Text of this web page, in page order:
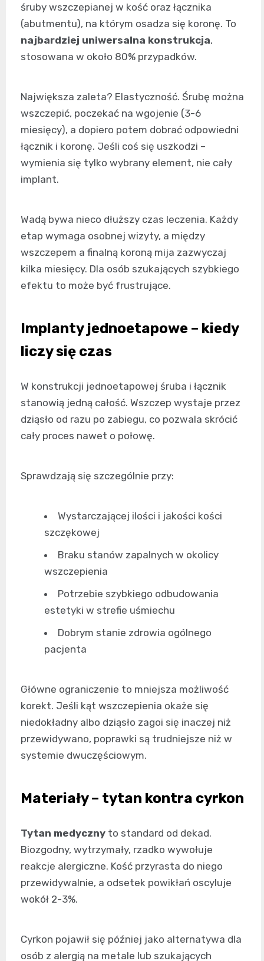
śruby wszczepianej w kość oraz łącznika
(abutmentu), na którym osadza się koronę. To
najbardziej uniwersalna konstrukcja,
stosowana w około 80% przypadków.
Największa zaleta? Elastyczność. Śrubę można
wszczepić, poczekać na wgojenie (3-6
miesięcy), a dopiero potem dobrać odpowiedni
łącznik i koronę. Jeśli coś się uszkodzi –
wymienia się tylko wybrany element, nie cały
implant.
Wadą bywa nieco dłuższy czas leczenia. Każdy
etap wymaga osobnej wizyty, a między
wszczepem a finalną koroną mija zazwyczaj
kilka miesięcy. Dla osób szukających szybkiego
efektu to może być frustrujące.
Implanty jednoetapowe – kiedy
liczy się czas
W konstrukcji jednoetapowej śruba i łącznik
stanowią jedną całość. Wszczep wystaje przez
dziąsło od razu po zabiegu, co pozwala skrócić
cały proces nawet o połowę.
Sprawdzają się szczególnie przy:
Wystarczającej ilości i jakości kości
szczękowej
Braku stanów zapalnych w okolicy
wszczepienia
Potrzebie szybkiego odbudowania
estetyki w strefie uśmiechu
Dobrym stanie zdrowia ogólnego
pacjenta
Główne ograniczenie to mniejsza możliwość
korekt. Jeśli kąt wszczepienia okaże się
niedokładny albo dziąsło zagoi się inaczej niż
przewidywano, poprawki są trudniejsze niż w
systemie dwuczęściowym.
Materiały – tytan kontra cyrkon
Tytan medyczny to standard od dekad.
Biozgodny, wytrzymały, rzadko wywołuje
reakcje alergiczne. Kość przyrasta do niego
przewidywalnie, a odsetek powikłań oscyluje
wokół 2-3%.
Cyrkon pojawił się później jako alternatywa dla
osób z alergią na metale lub szukających